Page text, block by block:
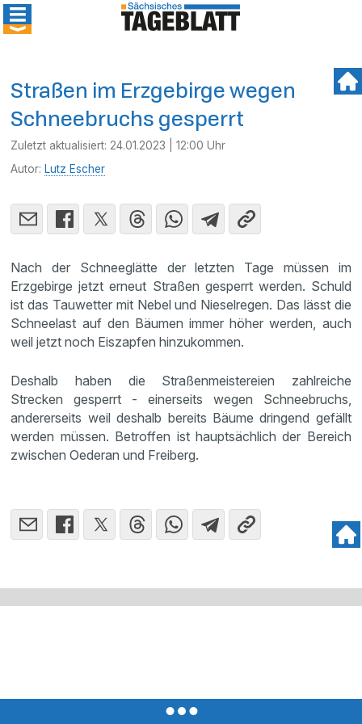
Straßen im Erzgebirge wegen
Schneebruchs gesperrt
Zuletzt aktualisiert: 24.01.2023 | 12:00 Uhr
Autor: Lutz Escher
Nach der Schneeglätte der letzten Tage müssen im
Erzgebirge jetzt erneut Straßen gesperrt werden. Schuld
ist das Tauwetter mit Nebel und Nieselregen. Das lässt die
Schneelast auf den Bäumen immer höher werden, auch
weil jetzt noch Eiszapfen hinzukommen.
Deshalb haben die Straßenmeistereien zahlreiche
Strecken gesperrt - einerseits wegen Schneebruchs,
andererseits weil deshalb bereits Bäume dringend gefällt
werden müssen. Betroffen ist hauptsächlich der Bereich
zwischen Oederan und Freiberg.